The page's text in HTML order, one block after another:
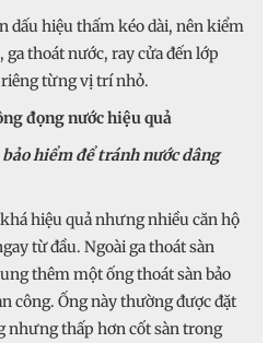
dấu hiệu thấm kéo dài, nên kiểm
ga thoát nước, ray cửa đến lớp
từng vị trí nhỏ.
đọng nước hiệu quả
hiểm để tránh nước dâng
hiệu quả nhưng nhiều căn hộ
từ đầu. Ngoài ga thoát sàn
thêm một ống thoát sàn bảo
công. Ống này thường được đặt
nhưng thấp hơn cốt sàn trong